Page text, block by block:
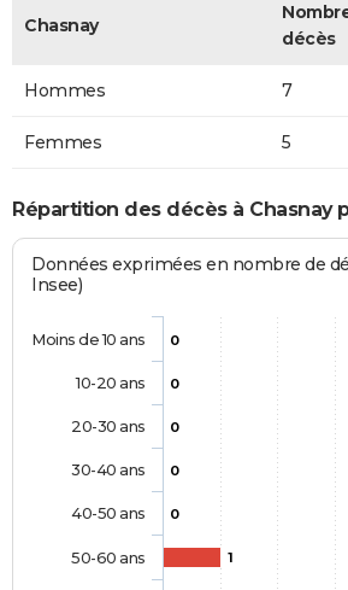
Chasnay
décès
Hommes 7
Femmes 5
Répartition des décès à Chasnay
Données exprimées en nombre de
Insee)
0
0
0
0
0
1
Moins de 10 ans
10-20 ans
20-30 ans
30-40 ans
40-50 ans
50-60 ans